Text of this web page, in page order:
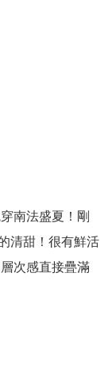
清甜！很有鮮活
次感直接疊滿